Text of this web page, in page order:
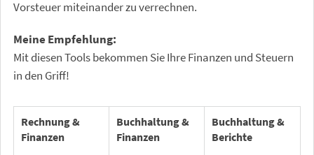
Vorsteuer miteinander zu verrechnen.
Meine Empfehlung:
Mit diesen Tools bekommen Sie Ihre Finanzen und Steuern
in den Griff!
Rechnung &
Finanzen
Buchhaltung &
Finanzen
Buchhaltung &
Berichte